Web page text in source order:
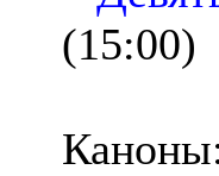
(15:00)